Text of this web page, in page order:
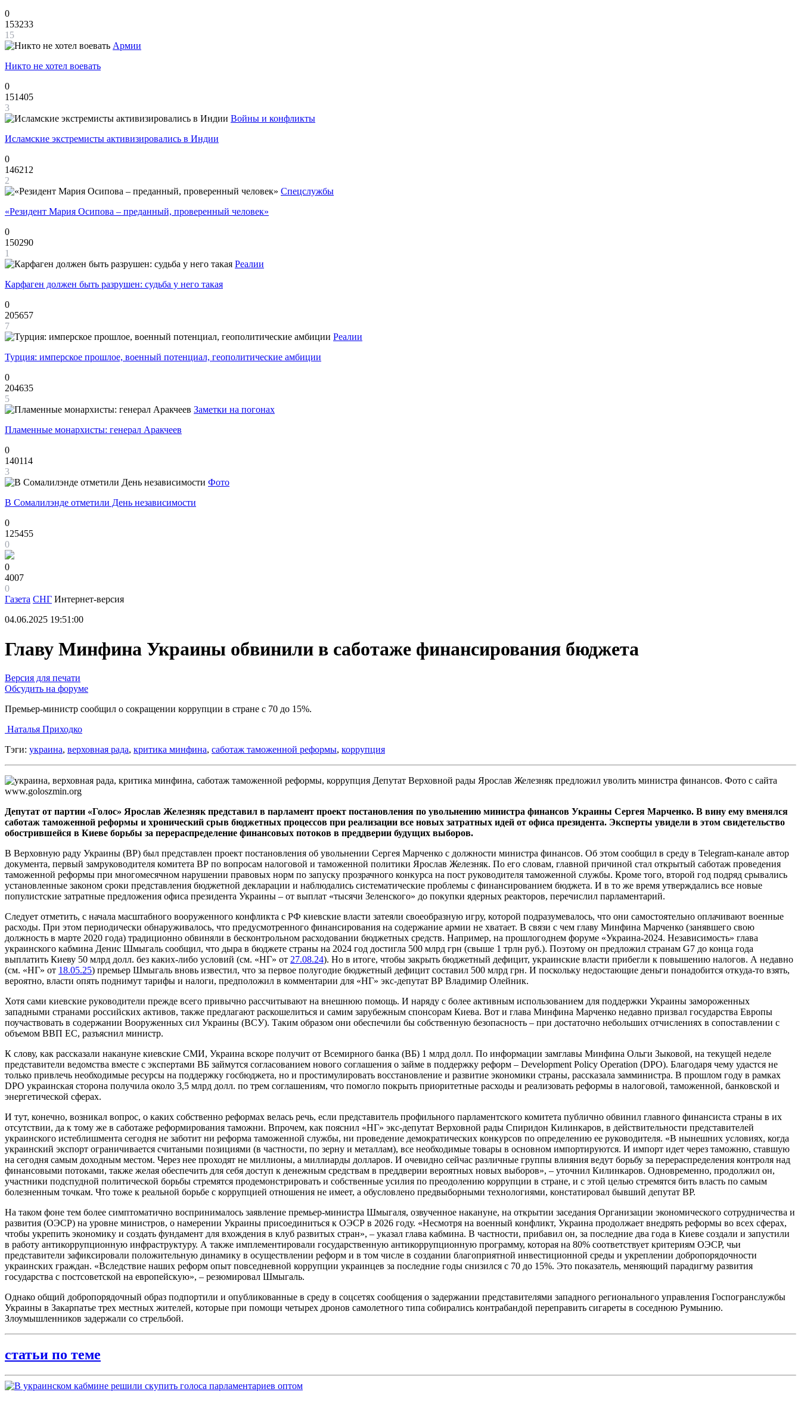
0
153233
15
Армии
Никто не хотел воевать
0
151405
3
Войны и конфликты
Исламские экстремисты активизировались в Индии
0
146212
2
Спецслужбы
«Резидент Мария Осипова – преданный, проверенный человек»
0
150290
1
Реалии
Карфаген должен быть разрушен: судьба у него такая
0
205657
7
Реалии
Турция: имперское прошлое, военный потенциал, геополитические амбиции
0
204635
5
Заметки на погонах
Пламенные монархисты: генерал Аракчеев
0
140114
3
Фото
В Сомалилэнде отметили День независимости
0
125455
0
0
4007
0
Газета СНГ Интернет-версия
04.06.2025 19:51:00
Главу Минфина Украины обвинили в саботаже финансирования бюджета
Версия для печати
Обсудить на форуме
Премьер-министр сообщил о сокращении коррупции в стране с 70 до 15%.
Наталья Приходко
Тэги: украина, верховная рада, критика минфина, саботаж таможенной реформы, коррупция
Депутат Верховной рады Ярослав Железняк предложил уволить министра финансов. Фото с сайта
www.goloszmin.org
Депутат от партии «Голос» Ярослав Железняк представил в парламент проект постановления по увольнению министра финансов Украины Сергея Марченко. В вину ему вменялся
саботаж таможенной реформы и хронический срыв бюджетных процессов при реализации все новых затратных идей от офиса президента. Эксперты увидели в этом свидетельство
обострившейся в Киеве борьбы за перераспределение финансовых потоков в преддверии будущих выборов.
В Верховную раду Украины (ВР) был представлен проект постановления об увольнении Сергея Марченко с должности министра финансов. Об этом сообщил в среду в Telegram-канале автор
документа, первый замруководителя комитета ВР по вопросам налоговой и таможенной политики Ярослав Железняк. По его словам, главной причиной стал открытый саботаж проведения
таможенной реформы при многомесячном нарушении правовых норм по запуску прозрачного конкурса на пост руководителя таможенной службы. Кроме того, второй год подряд срывались
установленные законом сроки представления бюджетной декларации и наблюдались систематические проблемы с финансированием бюджета. И в то же время утверждались все новые
популистские затратные предложения офиса президента Украины – от выплат «тысячи Зеленского» до покупки ядерных реакторов, перечислил парламентарий.
Следует отметить, с начала масштабного вооруженного конфликта с РФ киевские власти затеяли своеобразную игру, которой подразумевалось, что они самостоятельно оплачивают военные
расходы. При этом периодически обнаруживалось, что предусмотренного финансирования на содержание армии не хватает. В связи с чем главу Минфина Марченко (занявшего свою
должность в марте 2020 года) традиционно обвиняли в бесконтрольном расходовании бюджетных средств. Например, на прошлогоднем форуме «Украина-2024. Независимость» глава
украинского кабмина Денис Шмыгаль сообщил, что дыра в бюджете страны на 2024 год достигла 500 млрд грн (свыше 1 трлн руб.). Поэтому он предложил странам G7 до конца года
выплатить Киеву 50 млрд долл. без каких-либо условий (см. «НГ» от 27.08.24). Но в итоге, чтобы закрыть бюджетный дефицит, украинские власти прибегли к повышению налогов. А недавно
(см. «НГ» от 18.05.25) премьер Шмыгаль вновь известил, что за первое полугодие бюджетный дефицит составил 500 млрд грн. И поскольку недостающие деньги понадобится откуда-то взять,
вероятно, власти опять поднимут тарифы и налоги, предположил в комментарии для «НГ» экс-депутат ВР Владимир Олейник.
Хотя сами киевские руководители прежде всего привычно рассчитывают на внешнюю помощь. И наряду с более активным использованием для поддержки Украины замороженных
западными странами российских активов, также предлагают раскошелиться и самим зарубежным спонсорам Киева. Вот и глава Минфина Марченко недавно призвал государства Европы
поучаствовать в содержании Вооруженных сил Украины (ВСУ). Таким образом они обеспечили бы собственную безопасность – при достаточно небольших отчислениях в сопоставлении с
объемом ВВП ЕС, разъяснил министр.
К слову, как рассказали накануне киевские СМИ, Украина вскоре получит от Всемирного банка (ВБ) 1 млрд долл. По информации замглавы Минфина Ольги Зыковой, на текущей неделе
представители ведомства вместе с экспертами ВБ займутся согласованием нового соглашения о займе в поддержку реформ – Development Policy Operation (DPO). Благодаря чему удастся не
только привлечь необходимые ресурсы на поддержку госбюджета, но и простимулировать восстановление и развитие экономики страны, рассказала замминистра. В прошлом году в рамках
DPO украинская сторона получила около 3,5 млрд долл. по трем соглашениям, что помогло покрыть приоритетные расходы и реализовать реформы в налоговой, таможенной, банковской и
энергетической сферах.
И тут, конечно, возникал вопрос, о каких собственно реформах велась речь, если представитель профильного парламентского комитета публично обвинил главного финансиста страны в их
отсутствии, да к тому же в саботаже реформирования таможни. Впрочем, как пояснил «НГ» экс-депутат Верховной рады Спиридон Килинкаров, в действительности представителей
украинского истеблишмента сегодня не заботит ни реформа таможенной службы, ни проведение демократических конкурсов по определению ее руководителя. «В нынешних условиях, когда
украинский экспорт ограничивается считаными позициями (в частности, по зерну и металлам), все необходимые товары в основном импортируются. И импорт идет через таможню, ставшую
на сегодня самым доходным местом. Через нее проходят не миллионы, а миллиарды долларов. И очевидно сейчас различные группы влияния ведут борьбу за перераспределения контроля над
финансовыми потоками, также желая обеспечить для себя доступ к денежным средствам в преддверии вероятных новых выборов», – уточнил Килинкаров. Одновременно, продолжил он,
участники подспудной политической борьбы стремятся продемонстрировать и собственные усилия по преодолению коррупции в стране, и с этой целью стремятся бить власть по самым
болезненным точкам. Что тоже к реальной борьбе с коррупцией отношения не имеет, а обусловлено предвыборными технологиями, констатировал бывший депутат ВР.
На таком фоне тем более симптоматично воспринималось заявление премьер-министра Шмыгаля, озвученное накануне, на открытии заседания Организации экономического сотрудничества и
развития (ОЭСР) на уровне министров, о намерении Украины присоединиться к ОЭСР в 2026 году. «Несмотря на военный конфликт, Украина продолжает внедрять реформы во всех сферах,
чтобы укрепить экономику и создать фундамент для вхождения в клуб развитых стран», – указал глава кабмина. В частности, прибавил он, за последние два года в Киеве создали и запустили
в работу антикоррупционную инфраструктуру. А также имплементировали государственную антикоррупционную программу, которая на 80% соответствует критериям ОЭСР, чьи
представители зафиксировали положительную динамику в осуществлении реформ и в том числе в создании благоприятной инвестиционной среды и укреплении добропорядочности
украинских граждан. «Вследствие наших реформ опыт повседневной коррупции украинцев за последние годы снизился с 70 до 15%. Это показатель, меняющий парадигму развития
государства с постсоветской на европейскую», – резюмировал Шмыгаль.
Однако общий добропорядочный образ подпортили и опубликованные в среду в соцсетях сообщения о задержании представителями западного регионального управления Госпогранслужбы
Украины в Закарпатье трех местных жителей, которые при помощи четырех дронов самолетного типа собирались контрабандой переправить сигареты в соседнюю Румынию.
Злоумышленников задержали со стрельбой.
статьи по теме